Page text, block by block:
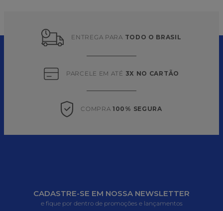
ENTREGA PARA TODO O BRASIL
PARCELE EM ATÉ 3X NO CARTÃO
COMPRA 100% SEGURA
CADASTRE-SE EM NOSSA NEWSLETTER
e fique por dentro de promoções e lançamentos